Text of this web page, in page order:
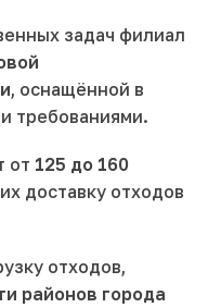
задач филиал
, оснащённой в
требованиями.
от 125 до 160
доставку отходов
отходов,
районов города